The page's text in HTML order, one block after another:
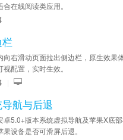
合在线阅读类应用。
向右滑动页面拉出侧边栏，原生效果
视配置，实时生效。
|
航与后退
卓5.0+版本系统虚拟导航及苹果X底
果设备是否可滑屏后退。